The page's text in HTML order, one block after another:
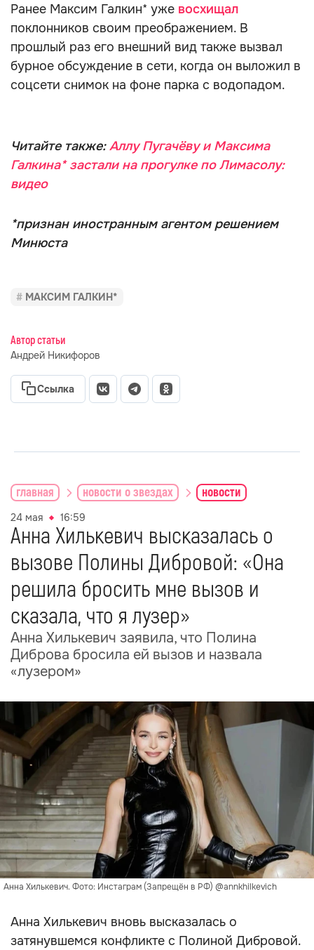
Ранее Максим Галкин* уже восхищал
поклонников своим преображением. В
прошлый раз его внешний вид также вызвал
бурное обсуждение в сети, когда он выложил в
соцсети снимок на фоне парка с водопадом.
Читайте также:Аллу Пугачёву и Максима
Галкина* застали на прогулке по Лимасолу:
видео
*признан иностранным агентом решением
Минюста
МАКСИМ ГАЛКИН*
Автор статьи
Андрей Никифоров
Ссылка
главная новости о звездах новости
24 мая 16:59
Анна Хилькевич высказалась о
вызове Полины Дибровой: «Она
решила бросить мне вызов и
сказала, что я лузер»
Анна Хилькевич заявила, что Полина
Диброва бросила ей вызов и назвала
«лузером»
Анна Хилькевич. Фото: Инстаграм (Запрещён в РФ) @annkhilkevich
Анна Хилькевич вновь высказалась о
затянувшемся конфликте с Полиной Дибровой.